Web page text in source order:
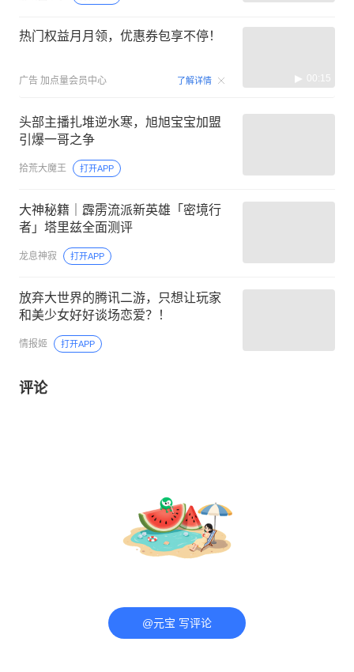
热门权益月月领，优惠券包享不停！
广告 加点量会员中心 了解详情 00:15
头部主播扎堆逆水寒，旭旭宝宝加盟
引爆一哥之争
拾荒大魔王 打开APP
大神秘籍｜霹雳流派新英雄「密境行
者」塔里兹全面测评
龙息神寂 打开APP
放弃大世界的腾讯二游，只想让玩家
和美少女好好谈场恋爱？！
情报姬 打开APP
评论
@元宝 写评论